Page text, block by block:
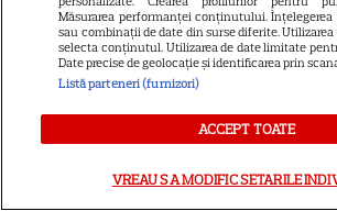
VEDETE STRĂINE
Sean Astin din
Inelelor” a fost
vândă casa din
salariului mic:
Măsurarea performanței conținutului.
sau combinații de date din surse diferite.
selecta conținutul. Utilizarea de date limitate
Date precise de geolocație și identificarea prin
Listă parteneri (furnizori)
ACCEPT TOATE
VREAU SA MODIFIC SETARILE